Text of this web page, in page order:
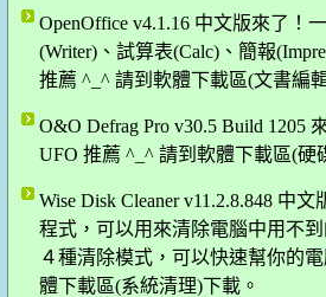
OpenOffice v4.1.16 中文版來了！
(Writer)、試算表(Calc)、簡報
推薦 ^_^ 請到軟體下載區(文書編
O&O Defrag Pro v30.5 Build
UFO 推薦 ^_^ 請到軟體下載區(硬
Wise Disk Cleaner v11.2.8.848 中
程式，可以用來清除電腦中用不
４種清除模式，可以快速幫你的
體下載區(系統清理)下載。